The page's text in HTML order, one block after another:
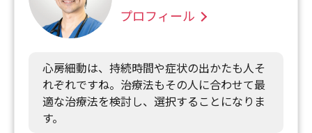
プロフィール
心房細動は、持続時間や症状の出かたも人そ
れぞれですね。治療法もその人に合わせて最
適な治療法を検討し、選択することになりま
す。